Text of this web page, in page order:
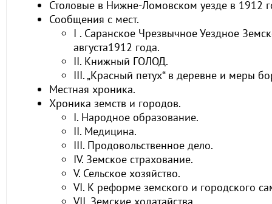
Столовые в Нижне-Ломовском уезде в 1912
Сообщения с мест.
I . Саранское Чрезвычное Уездное
августа1912 года.
II. Книжный ГОЛОД.
III. „Красный петух“ в деревне и меры
Местная хроника.
Хроника земств и городов.
I. Народное образование.
II. Медицина.
III. Продовольственное дело.
IV. Земское страхование.
V. Сельское хозяйство.
VI. К реформе земского и городского